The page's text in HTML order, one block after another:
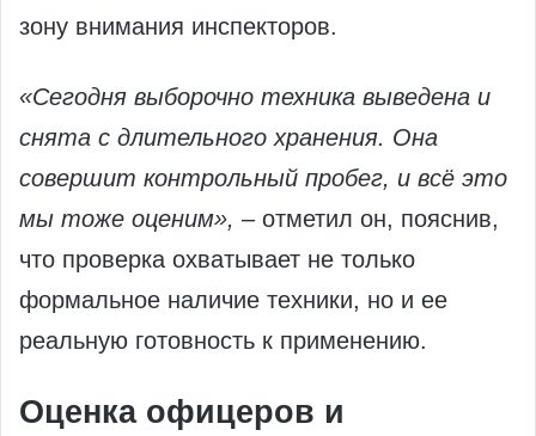
зону внимания инспекторов.
«Сегодня выборочно техника выведена и
снята с длительного хранения. Она
совершит контрольный пробег, и всё это
мы тоже оценим», – отметил он, пояснив,
что проверка охватывает не только
формальное наличие техники, но и ее
реальную готовность к применению.
Оценка офицеров и